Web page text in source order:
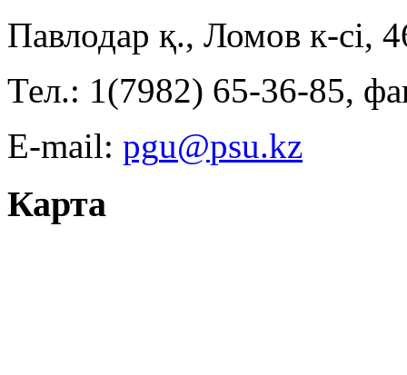
Павлодар қ., Ломов к-сі,
Тел.: 1(7982) 65-36-85,
E-mail:
Карта